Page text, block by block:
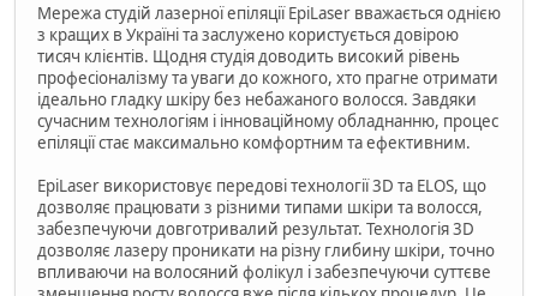
Мережа студій лазерної епіляції EpiLaser вважається однією
з кращих в Україні та заслужено користується довірою
тисяч клієнтів. Щодня студія доводить високий рівень
професіоналізму та уваги до кожного, хто прагне отримати
ідеально гладку шкіру без небажаного волосся. Завдяки
сучасним технологіям і інноваційному обладнанню, процес
епіляції стає максимально комфортним та ефективним.
EpiLaser використовує передові технології 3D та ELOS, що
дозволяє працювати з різними типами шкіри та волосся,
забезпечуючи довготривалий результат. Технологія 3D
дозволяє лазеру проникати на різну глибину шкіри, точно
впливаючи на волосяний фолікул і забезпечуючи суттєве